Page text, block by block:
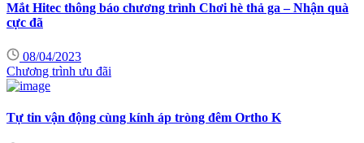
Mắt Hitec thông báo chương trình Chơi hè thả ga – Nhận quà
cực đã
08/04/2023
Chương trình ưu đãi
Tự tin vận động cùng kính áp tròng đêm Ortho K